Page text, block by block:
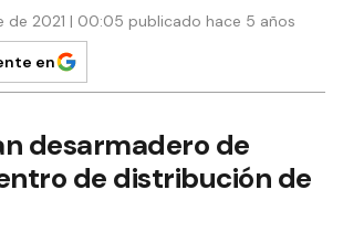
de 2021 | 00:05 publicado hace 5 años
en
desarmadero de
de distribución de